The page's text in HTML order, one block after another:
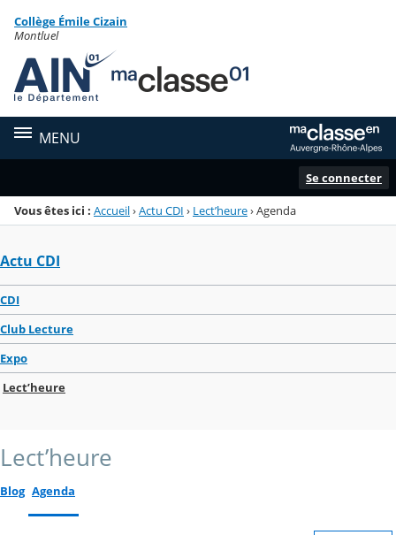
Menu de la rubrique
Contenu
Collège Émile Cizain
Montluel
MENU
Se connecter
Vous êtes ici : Accueil›Actu CDI › Lect’heure›Agenda
Actu CDI
CDI
Club Lecture
Expo
Lect’heure
Lect’heure
Blog Agenda